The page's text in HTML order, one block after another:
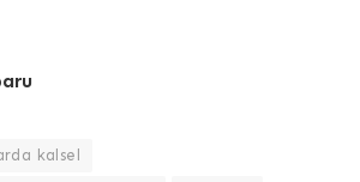
kalsel